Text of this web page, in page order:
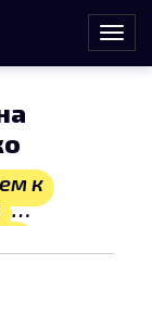
к
к